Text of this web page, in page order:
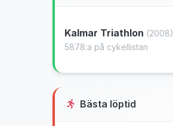
Kalmar Triathlon (2008)
5878:a på cykellistan
Bästa löptid